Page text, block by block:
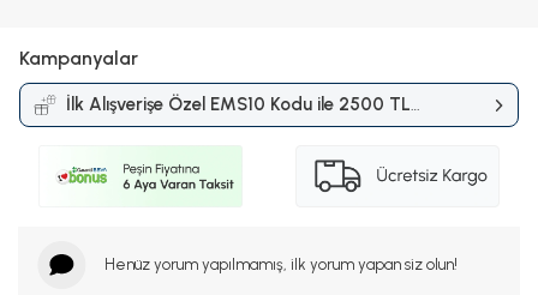
Kampanyalar
İlk Alışverişe Özel EMS10 Kodu ile 2500 TL
ve Üzerine %10 İndirimKampanyası
Henüz yorum yapılmamış, ilk yorum yapan siz olun!